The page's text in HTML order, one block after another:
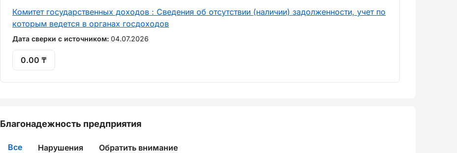
Комитет государственных доходов : Сведения об отсутствии (наличии) задолженности, учет по
которым ведется в органах госдоходов
Дата сверки с источником: 04.07.2026
0.00 ₸
Благонадежность предприятия
Все Нарушения Обратить внимание